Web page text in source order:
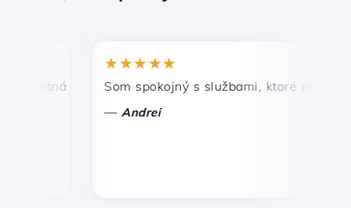
a efektívna technická podpora.
★★★★★
Som spokojný s službami, ktoré ponúka
Andrei